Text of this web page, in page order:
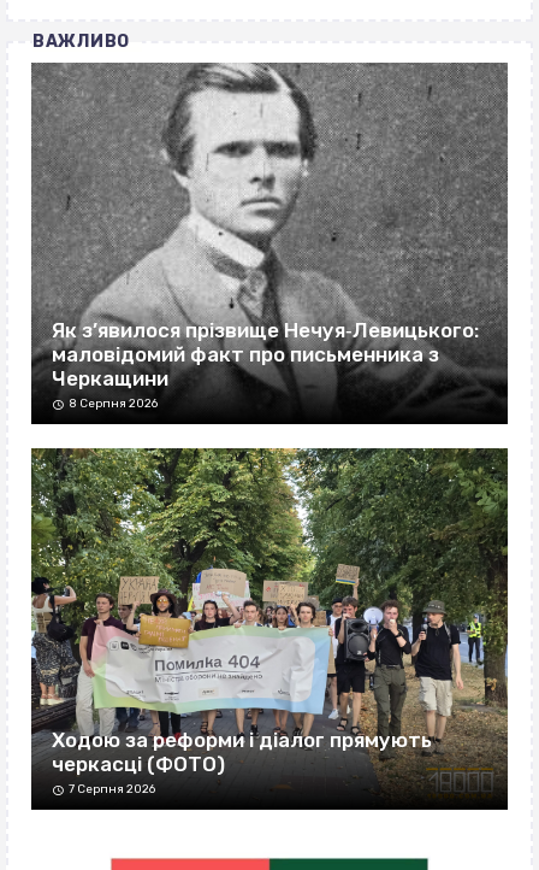
ВАЖЛИВО
Як з’явилося прізвище Нечуя‐Левицького:
маловідомий факт про письменника з
Черкащини
8 Серпня 2026
Ходою за реформи і діалог прямують
черкасці (ФОТО)
7 Серпня 2026